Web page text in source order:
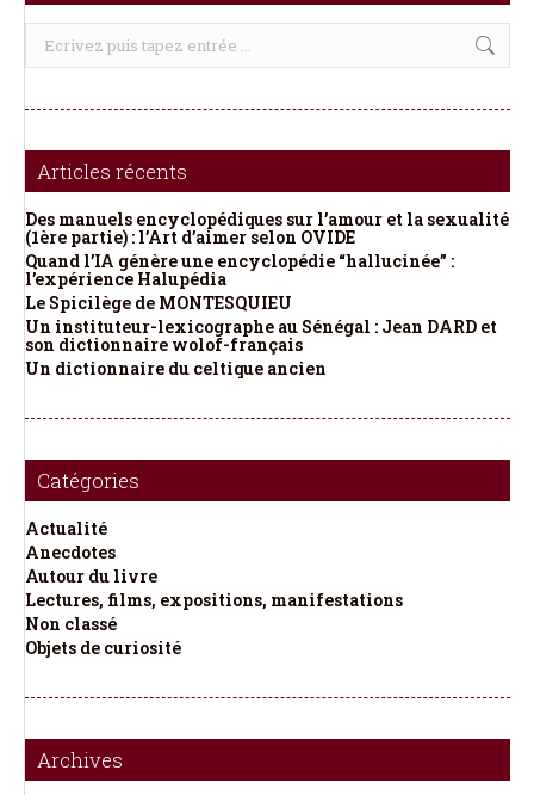
Recherche
Articles récents
Des manuels encyclopédiques sur l’amour et la sexualité
(1ère partie) : l’Art d’aimer selon OVIDE
Quand l’IA génère une encyclopédie “hallucinée” :
l’expérience Halupédia
Le Spicilège de MONTESQUIEU
Un instituteur-lexicographe au Sénégal : Jean DARD et
son dictionnaire wolof-français
Un dictionnaire du celtique ancien
Catégories
Actualité
Anecdotes
Autour du livre
Lectures, films, expositions, manifestations
Non classé
Objets de curiosité
Archives